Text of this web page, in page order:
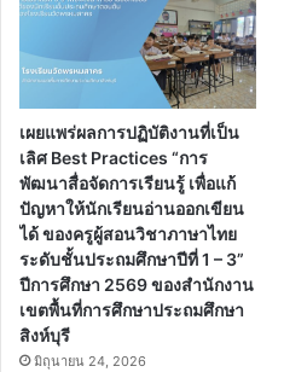
เผยแพร่ผลการปฏิบัติงานที่เป็น
เลิศ Best Practices “การ
พัฒนาสื่อจัดการเรียนรู้ เพื่อแก้
ปัญหาให้นักเรียนอ่านออกเขียน
ได้ ของครูผู้สอนวิชาภาษาไทย
ระดับชั้นประถมศึกษาปีที่ 1 – 3”
ปีการศึกษา 2569 ของสำนักงาน
เขตพื้นที่การศึกษาประถมศึกษา
สิงห์บุรี
มิถุนายน 24, 2026